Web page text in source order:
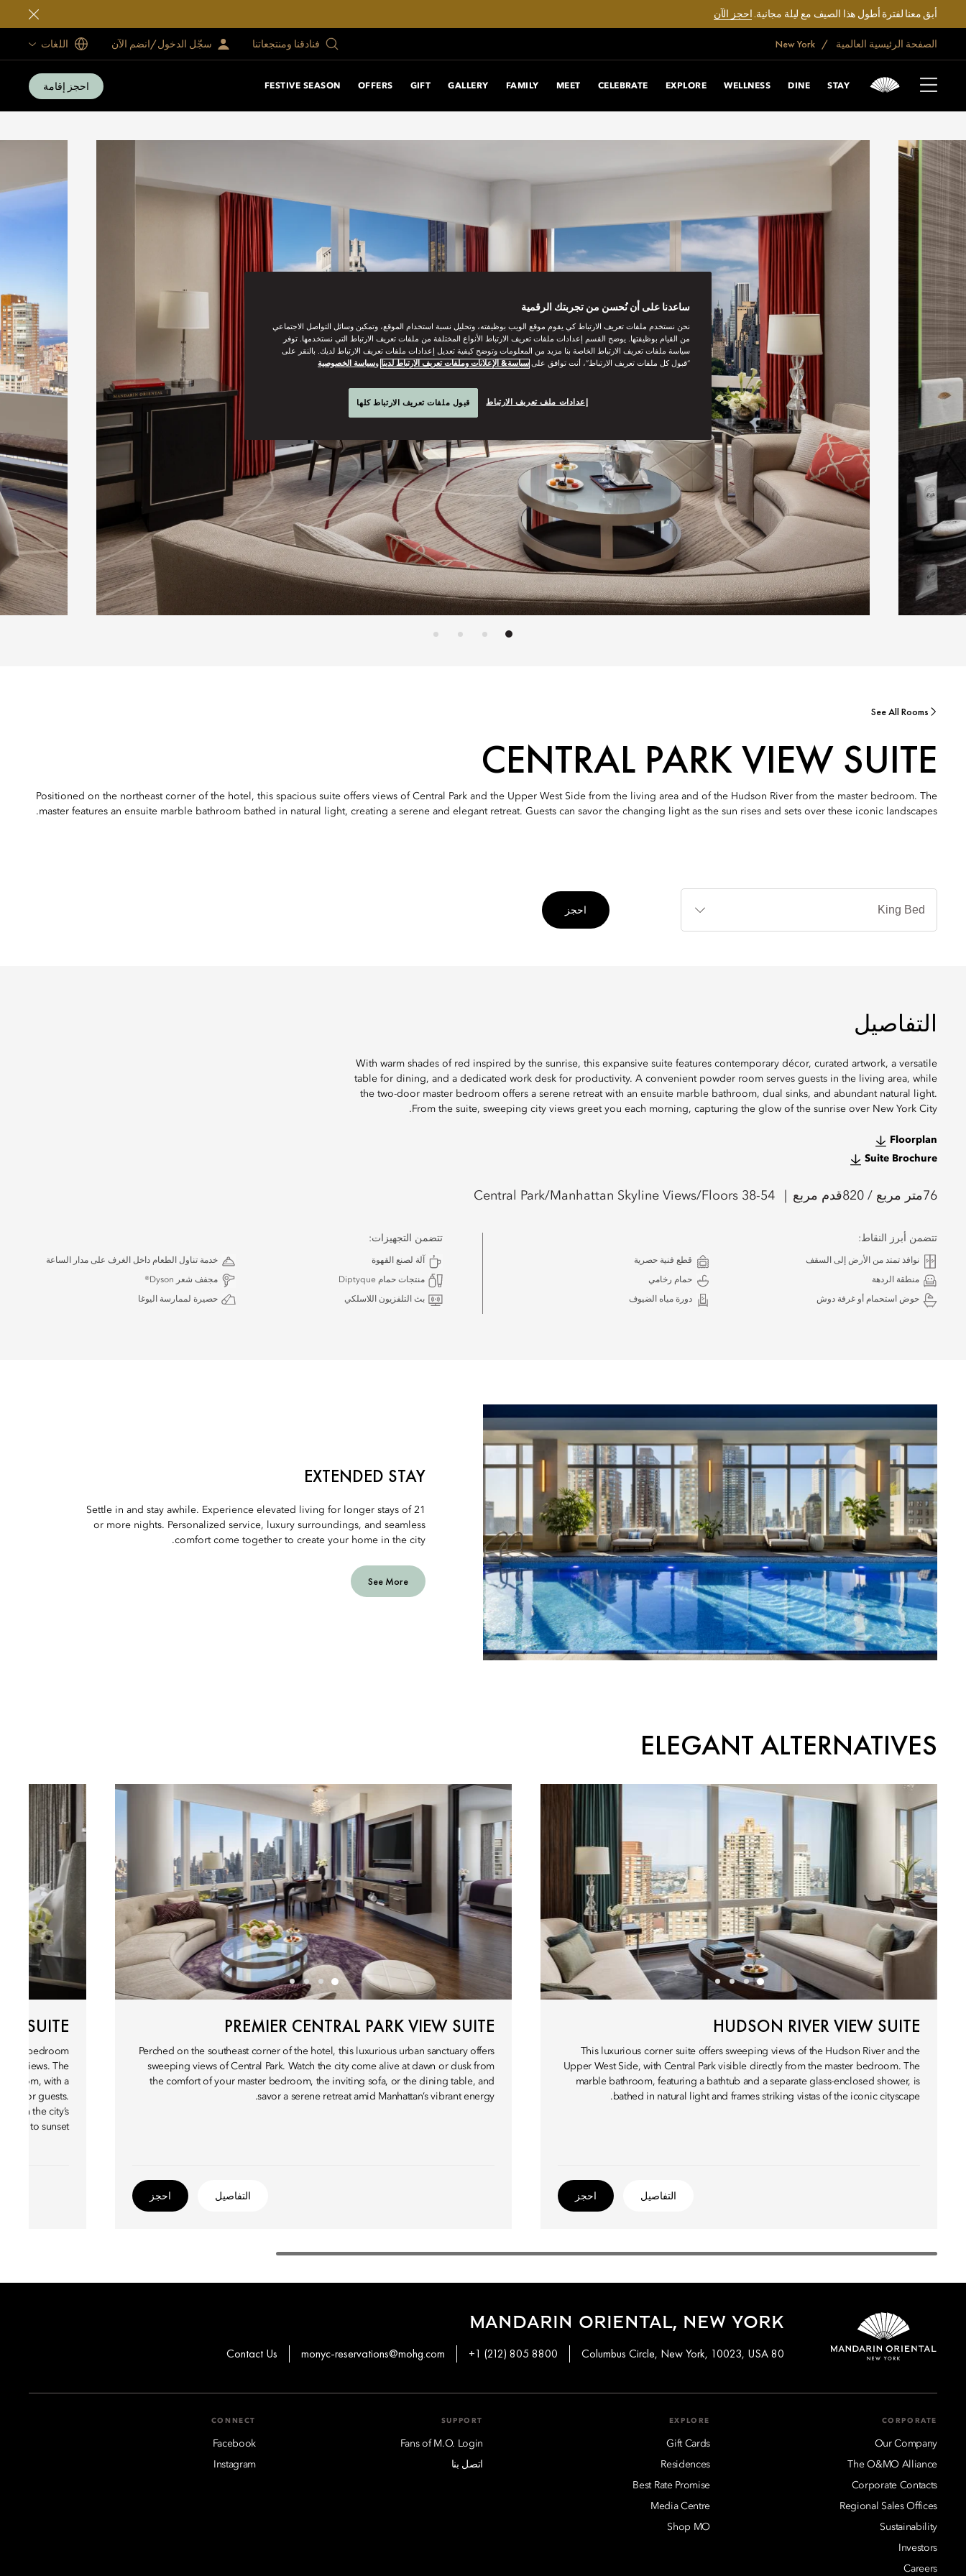
أبق معنا لفترة أطول هذا الصيف مع ليلة مجانية.احجز الآن
الصفحة الرئيسية العالمية فنادقنا ومنتجعاتنا سجّل الدخول/انضم الآن اللغات
STAY
DINE
WELLNESS
EXPLORE
CELEBRATE
MEET
FAMILY
GALLERY
GIFT
OFFERS
FESTIVE SEASON احجز إقامة
See All Rooms
CENTRAL PARK VIEW SUITE
Positioned on the northeast corner of the hotel, this spacious suite offers views of Central Park and the Upper West Side from the living area and of the Hudson River from the master bedroom. The
master features an ensuite marble bathroom bathed in natural light, creating a serene and elegant retreat. Guests can savor the changing light as the sun rises and sets over these iconic landscapes.
أنواع
احجز
التفاصيل
With warm shades of red inspired by the sunrise, this expansive suite features contemporary décor, curated artwork, a versatile
table for dining, and a dedicated work desk for productivity. A convenient powder room serves guests in the living area, while
the two-door master bedroom offers a serene retreat with an ensuite marble bathroom, dual sinks, and abundant natural light.
From the suite, sweeping city views greet you each morning, capturing the glow of the sunrise over New York City.
Floorplan
Suite Brochure
76متر مربع / 820قدم مربع Central Park/Manhattan Skyline Views/Floors 38-54
تتضمن أبرز النقاط:
نوافذ تمتد من الأرض إلى السقف قطع فنية حصرية
منطقة الردهة حمام رخامي
حوض استحمام أو غرفة دوش دورة مياه الضيوف
تتضمن التجهيزات:
آلة لصنع القهوة خدمة تناول الطعام داخل الغرف على مدار الساعة
منتجات حمام Diptyque مجفف شعر Dyson®
بث التلفزيون اللاسلكي حصيرة لممارسة اليوغا
EXTENDED STAY
Settle in and stay awhile. Experience elevated living for longer stays of 21
or more nights. Personalized service, luxury surroundings, and seamless
comfort come together to create your home in the city.
See More
ELEGANT ALTERNATIVES
HUDSON RIVER VIEW SUITE
This luxurious corner suite offers sweeping views of the Hudson River and the
Upper West Side, with Central Park visible directly from the master bedroom. The
marble bathroom, featuring a bathtub and a separate glass-enclosed shower, is
bathed in natural light and frames striking vistas of the iconic cityscape.
التفاصيل احجز
PREMIER CENTRAL PARK VIEW SUITE
Perched on the southeast corner of the hotel, this luxurious urban sanctuary offers
sweeping views of Central Park. Watch the city come alive at dawn or dusk from
the comfort of your master bedroom, the inviting sofa, or the dining table, and
savor a serene retreat amid Manhattan’s vibrant energy.
التفاصيل احجز
SUITE
two-bedroom
views. The
with a
or guests.
the city’s
to sunset.
MANDARIN ORIENTAL, NEW YORK
80 Columbus Circle, New York, 10023, USA
+1 (212) 805 8800
monyc-reservations@mohg.com
Contact Us
CORPORATE
Our Company
The O&MO Alliance
Corporate Contacts
Regional Sales Offices
Sustainability
Investors
Careers
EXPLORE
Gift Cards
Residences
Best Rate Promise
Media Centre
Shop MO
SUPPORT
Fans of M.O. Login
اتصل بنا
CONNECT
Facebook
Instagram
ساعدنا على أن نُحسن من تجربتك الرقمية
نحن نستخدم ملفات تعريف الارتباط كي يقوم موقع الويب بوظيفته، وتحليل نسبة استخدام الموقع، وتمكين وسائل التواصل الاجتماعي
من القيام بوظيفتها. يوضح القسم إعدادات ملفات تعريف الارتباط الأنواع المختلفة من ملفات تعريف الارتباط التي نستخدمها. توفر
سياسة ملفات تعريف الارتباط الخاصة بنا مزيد من المعلومات وتوضح كيفية تعديل إعدادات ملفات تعريف الارتباط لديك. بالنقر على
“قبول كل ملفات تعريف الارتباط”، أنت توافق على سياسة& الإعلانات وملفات تعريف الارتباط لدينا وسياسة الخصوصية
إعدادات ملف تعريف الارتباط قبول ملفات تعريف الارتباط كلها